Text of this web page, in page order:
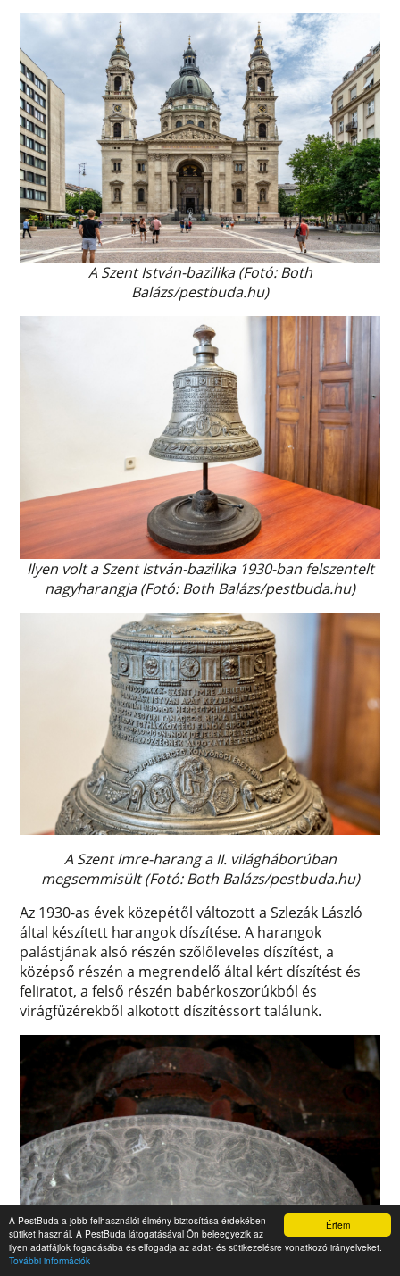
Értem
A PestBuda a jobb felhasználói élmény biztosítása érdekében
sütiket használ. A PestBuda látogatásával Ön beleegyezik az
ilyen adatfájlok fogadásába és elfogadja az adat- és sütikezelésre vonatkozó irányelveket.
További információk
A Szent István-bazilika (Fotó: Both
Balázs/pestbuda.hu)
Ilyen volt a Szent István-bazilika 1930-ban felszentelt
nagyharangja (Fotó: Both Balázs/pestbuda.hu)
A Szent Imre-harang a II. világháborúban
megsemmisült (Fotó: Both Balázs/pestbuda.hu)
Az 1930-as évek közepétől változott a Szlezák László
által készített harangok díszítése. A harangok
palástjának alsó részén szőlőleveles díszítést, a
középső részén a megrendelő által kért díszítést és
feliratot, a felső részén babérkoszorúkból és
virágfüzérekből alkotott díszítéssort találunk.